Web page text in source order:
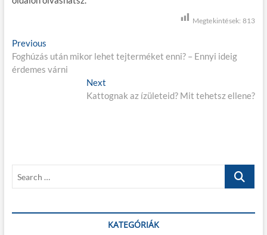
Megtekintések: 813
B
e
z
é
n
Previous
r
e
t
Foghúzás után mikor lehet tejterméket enni? – Ennyi ideig
érdemes várni
Next
e
:
Kattognak az ízületeid? Mit tehetsz ellene?
r
KATEGÓRIÁK